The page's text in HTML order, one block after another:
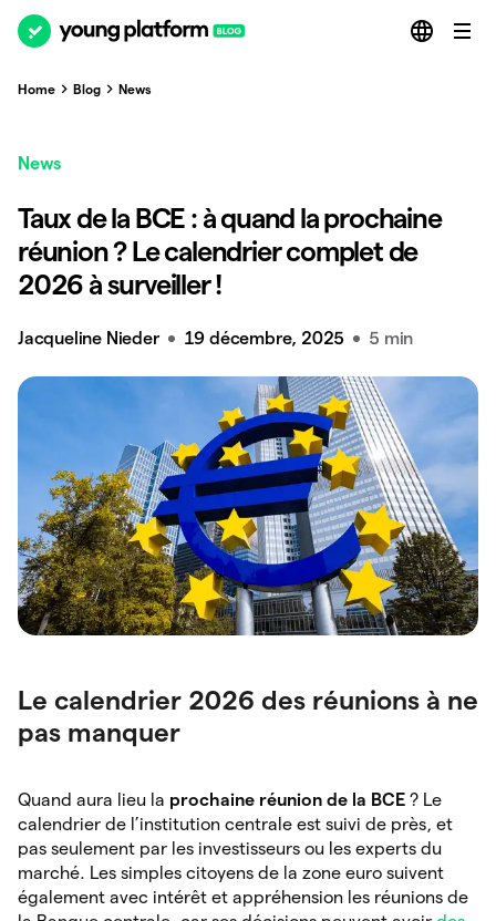
Home Blog News
News
Taux de la BCE : à quand la prochaine
réunion ? Le calendrier complet de
2026 à surveiller !
Jacqueline Nieder 19 décembre, 2025 5 min
Le calendrier 2026 des réunions à ne
pas manquer
Quand aura lieu la prochaine réunion de la BCE ? Le
calendrier de l’institution centrale est suivi de près, et
pas seulement par les investisseurs ou les experts du
marché. Les simples citoyens de la zone euro suivent
également avec intérêt et appréhension les réunions de